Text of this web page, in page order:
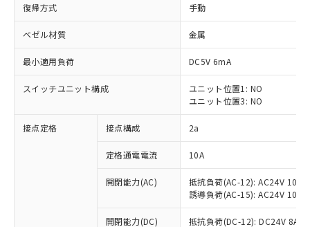
復帰方式 手動
ベゼル材質 金属
最小適用負荷 DC5V 6mA
スイッチユニット構成
ユニット位置1: NO
ユニット位置3: NO
接点定格 接点構成 2a
定格通電電流 10A
開閉能力(AC)
抵抗負荷(AC-12): AC24V 10A/
誘導負荷(AC-15): AC24V
開閉能力(DC) 抵抗負荷(DC-12): DC24V 8A/
ご利用条件
※1 対応状況
対応済み：EU RoHS指令（10物質）の
非含有に対応した製品が提供可能な商品で
対応予定：EU RoHS指令（10物質）の非含
有に対応した製品に切り替える予定のある